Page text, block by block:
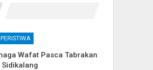
PERISTIWA
Wafat Pasca Tabrakan
Sidikalang